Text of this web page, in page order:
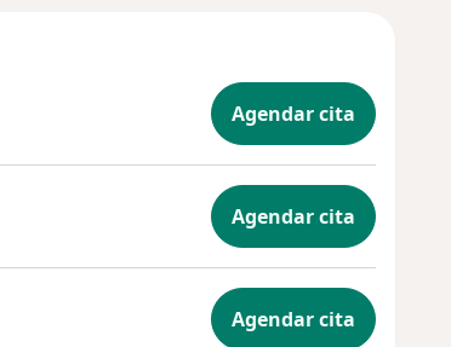
Agendar cita
Agendar cita
Agendar cita